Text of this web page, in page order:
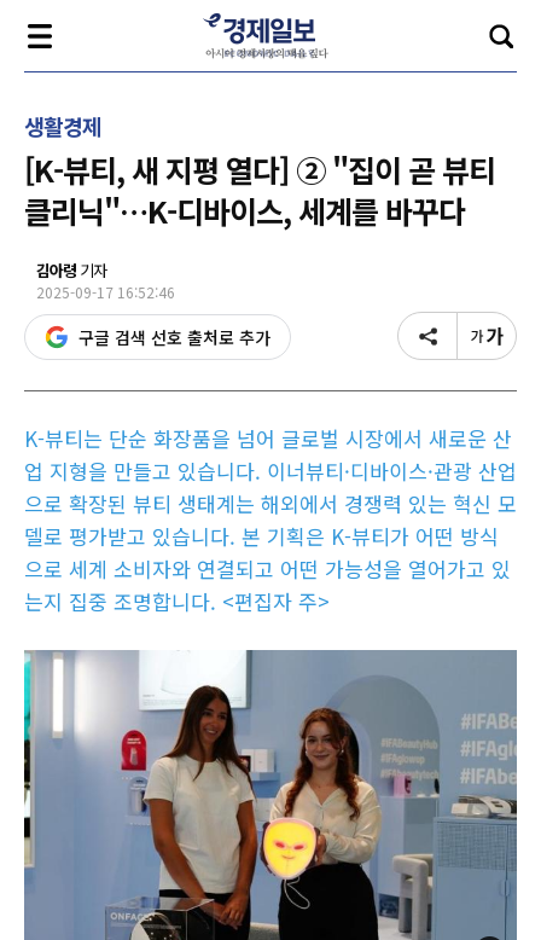
생활경제
[K-뷰티, 새 지평 열다] ② "집이 곧 뷰티
클리닉"…K-디바이스, 세계를 바꾸다
김아령 기자
2025-09-17 16:52:46
구글 검색 선호 출처로 추가
K-뷰티는 단순 화장품을 넘어 글로벌 시장에서 새로운 산
업 지형을 만들고 있습니다. 이너뷰티·디바이스·관광 산업
으로 확장된 뷰티 생태계는 해외에서 경쟁력 있는 혁신 모
델로 평가받고 있습니다. 본 기획은 K-뷰티가 어떤 방식
으로 세계 소비자와 연결되고 어떤 가능성을 열어가고 있
는지 집중 조명합니다. <편집자 주>